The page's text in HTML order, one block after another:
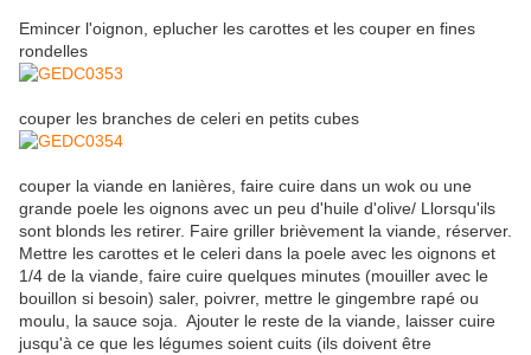
Emincer l'oignon, eplucher les carottes et les couper en fines
rondelles
couper les branches de celeri en petits cubes
couper la viande en lanières, faire cuire dans un wok ou une
grande poele les oignons avec un peu d'huile d'olive/ Llorsqu'ils
sont blonds les retirer. Faire griller brièvement la viande, réserver.
Mettre les carottes et le celeri dans la poele avec les oignons et
1/4 de la viande, faire cuire quelques minutes (mouiller avec le
bouillon si besoin) saler, poivrer, mettre le gingembre rapé ou
moulu, la sauce soja. Ajouter le reste de la viande, laisser cuire
jusqu'à ce que les légumes soient cuits (ils doivent être